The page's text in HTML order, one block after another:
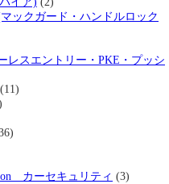
ックガード・ハンドルロック
レスエントリー・PKE・プッシ
(11)
カーセキュリティ (3)